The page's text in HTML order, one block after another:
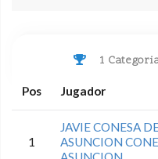
1
Pos Jugador
1
JAVIE CONESA
ASUNCION